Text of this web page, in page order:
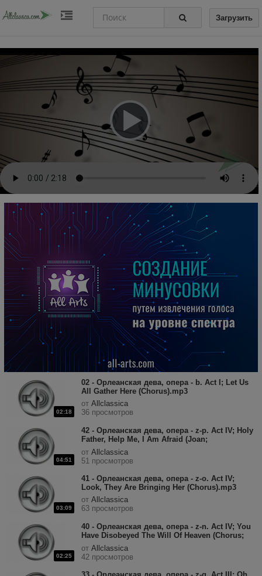
Загрузить
02:18
02 - Орлеанская дева, опера - b. Act I; Let Us
All Gather Here (Chorus).mp3
от Allclassica
36 просмотров
04:51
42 - Орлеанская дева, опера - z-p. Act IV; Holy
Father, Help Me, I Am Afraid (Joan;
Chorus).mp3
от Allclassica
51 просмотров
03:09
41 - Орлеанская дева, опера - z-o. Act IV;
Look, They Are Bringing Her (Chorus).mp3
от Allclassica
63 просмотров
02:25
40 - Орлеанская дева, опера - z-n. Act IV; You
Have Disobeyed The Will Of Heaven (Chorus;
Lionel; Joan).mp3
от Allclassica
42 просмотров